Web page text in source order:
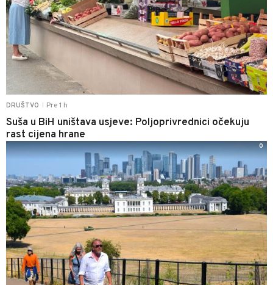
DRUŠTVO Pre 1 h
Suša u BiH uništava usjeve: Poljoprivrednici očekuju
rast cijena hrane
0